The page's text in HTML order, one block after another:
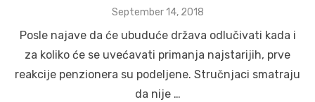
Posted
September 14, 2018
Posle najave da će ubuduće država odlučivati kada i
za koliko će se uvećavati primanja najstarijih, prve
reakcije penzionera su podeljene. Stručnjaci smatraju
da nije …